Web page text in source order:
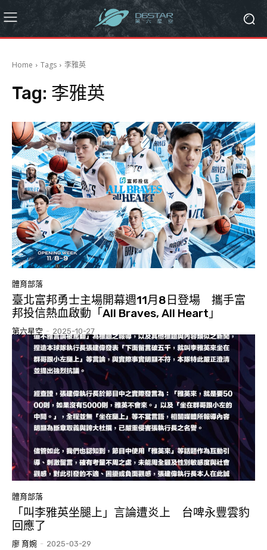
Home Tags 李雅英
Tag: 李雅英
體育部落
臺北富邦勇士主場開幕週11月8日登場 攜手富
邦投信熱血啟動「All Braves, All Heart」
第六星空 - 2025-10-27
體育部落
「叫李雅英坐腿上」言論遭炎上 台啤永豐雲豹
回應了
廖 育婉 - 2025-03-29